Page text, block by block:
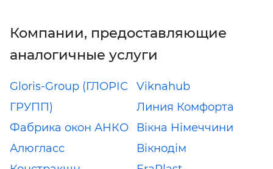
Компании, предоставляющие
аналогичные услуги
Gloris-Group (ГЛОРІС
ГРУПП)
Viknahub
Линия Комфорта
Фабрика окон АНКО
Вікна Німеччини
Алюгласс
Вікнодім